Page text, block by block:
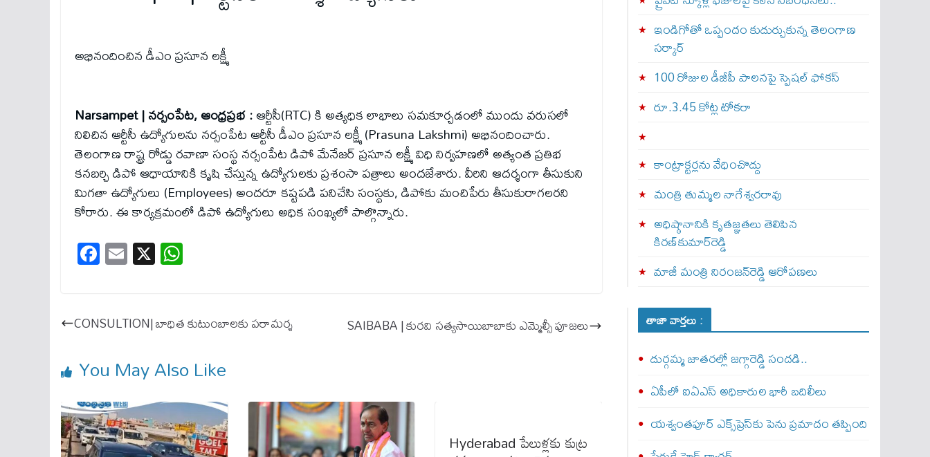
అభినందించిన డీఎం ప్రసూన లక్ష్మీ
Narsampet | నర్సంపేట, ఆంధ్రప్రభ :ఆర్టీసీ(RTC) కి అత్యధిక లాభాలు సమకూర్చడంలో ముందు వరుసలో
నిలిచిన ఆర్టీసీ ఉద్యోగులను నర్సంపేట ఆర్టీసీ డీఎం ప్రసూన లక్ష్మీ (Prasuna Lakshmi) అభినందించారు.
తెలంగాణ రాష్ట్ర రోడ్డు రవాణా సంస్థ నర్సంపేట డిపో మేనేజర్ ప్రసూన లక్ష్మీ విధి నిర్వహణలో అత్యంత ప్రతిభ
కనబర్చి డిపో ఆధాయానికి కృషి చేస్తున్న ఉద్యోగులకు ప్రశంసా పత్రాలు అందజేశారు. వీరిని ఆదర్శంగా తీసుకుని
మిగతా ఉద్యోగులు (Employees) అందరూ కష్టపడి పనిచేసి సంస్థకు, డిపోకు మంచిపేరు తీసుకురాగలరని
కోరారు. ఈ కార్యక్రమంలో డిపో ఉద్యోగులు అధిక సంఖ్యలో పాల్గొన్నారు.
Fa
ce
ok
E
m
X
A
CONSULTION| బాధిత కుటుంబాలకు పరామర్శ SAIBABA | కురవి సత్యసాయిబాబాకు ఎమ్మెల్సీ పూజ‌లు
You May Also Like
Hyderabad పేలుళ్లకు కుట్ర
ఇండిగోతో ఒప్పందం కుదుర్చుకున్న తెలంగాణ
స‌ర్కార్
100 రోజుల డీజీపీ పాలనపై స్పెషల్ ఫోకస్
రూ.3.45 కోట్ల టోకరా
కాంట్రాక్టర్లను వేధించొద్దు
మంత్రి తుమ్మల నాగేశ్వరరావు
అధిష్ఠానానికి కృతజ్ఞతలు తెలిపిన
కిరణ్‌కుమార్‌రెడ్డి
మాజీ మంత్రి నిరంజన్‌రెడ్డి ఆరోపణలు
తాజా వార్తలు :
దుర్గమ్మ జాతరల్లో జగ్గారెడ్డి సందడి..
ఏపీలో ఐఏఎస్ అధికారుల భారీ బదిలీలు
యశ్వంతపూర్ ఎక్స్‌ప్రెస్‌కు పెను ప్రమాదం తప్పింది